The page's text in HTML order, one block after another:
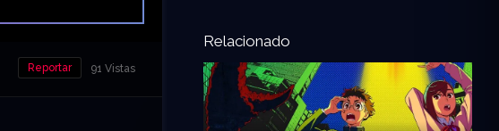
91 Vistas
Reportar
Relacionado